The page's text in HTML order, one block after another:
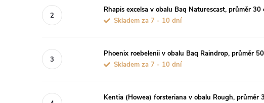
Rhapis excelsa v obalu Baq Naturescast, průměr 30
Skladem za 7 - 10 dní
Phoenix roebelenii v obalu Baq Raindrop, průměr
Skladem za 7 - 10 dní
Kentia (Howea) forsteriana v obalu Rough, průměr